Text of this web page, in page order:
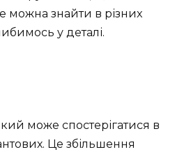
можна знайти в різних
у деталі.
може спостерігатися в
Це збільшення